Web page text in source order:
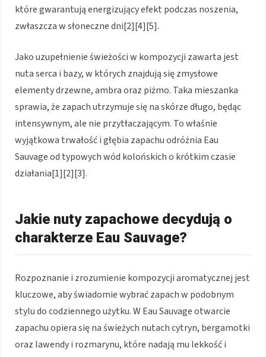
które gwarantują energizujący efekt podczas noszenia,
zwłaszcza w słoneczne dni[2][4][5].
Jako uzupełnienie świeżości w kompozycji zawarta jest
nuta serca i bazy, w których znajdują się zmysłowe
elementy drzewne, ambra oraz piżmo. Taka mieszanka
sprawia, że zapach utrzymuje się na skórze długo, będąc
intensywnym, ale nie przytłaczającym. To właśnie
wyjątkowa trwałość i głębia zapachu odróżnia Eau
Sauvage od typowych wód kolońskich o krótkim czasie
działania[1][2][3].
Jakie nuty zapachowe decydują o
charakterze Eau Sauvage?
Rozpoznanie i zrozumienie kompozycji aromatycznej jest
kluczowe, aby świadomie wybrać zapach w podobnym
stylu do codziennego użytku. W Eau Sauvage otwarcie
zapachu opiera się na świeżych nutach cytryn, bergamotki
oraz lawendy i rozmarynu, które nadają mu lekkość i